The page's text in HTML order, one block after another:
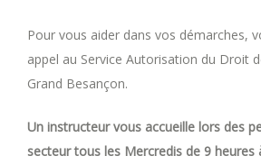
Pour vous aider dans vos démarches,
appel au Service Autorisation du Droit
Grand Besançon.
Un instructeur vous accueille lors des
secteur tous les Mercredis de 9 heures